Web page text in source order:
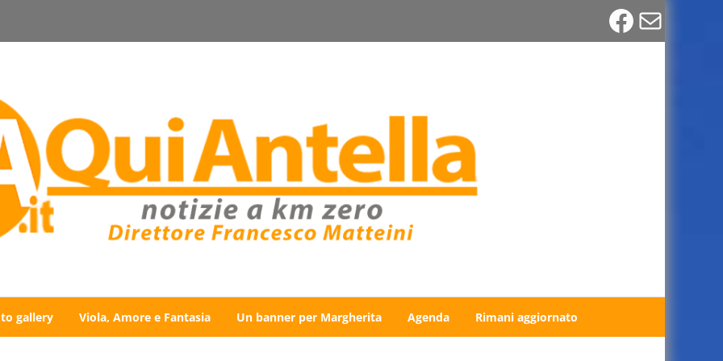
Email
gallery Viola, Amore e Fantasia Un banner per Margherita Agenda Rimani aggiornato